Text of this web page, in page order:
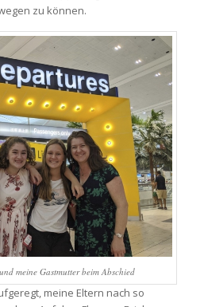
zu können.
meine Gastmutter beim Abschied
meine Eltern nach so